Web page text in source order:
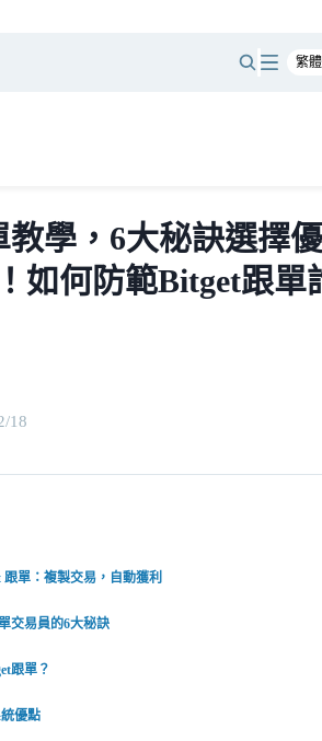
教學，6大秘訣選擇優
如何防範Bitget跟單
18
跟單：複製交易，自動獲利
交易員的6大秘訣
跟單？
優點